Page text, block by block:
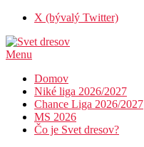
Skip
Content
X (bývalý Twitter)
Menu
Domov
Niké liga 2026/2027
Chance Liga 2026/2027
MS 2026
Čo je Svet dresov?